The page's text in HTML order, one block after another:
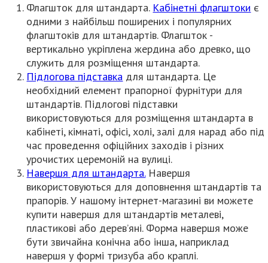
Флагшток для штандарта. Кабінетні флагштоки є
одними з найбільш поширених і популярних
флагштоків для штандартів. Флагшток -
вертикально укріплена жердина або древко, що
служить для розміщення штандарта.
Підлогова підставка для штандарта. Це
необхідний елемент прапорної фурнітури для
штандартів. Підлогові підставки
використовуються для розміщення штандарта в
кабінеті, кімнаті, офісі, холі, залі для нарад або під
час проведення офіційних заходів і різних
урочистих церемоній на вулиці.
Навершя для штандарта.Навершя
використовуються для доповнення штандартів та
прапорів. У нашому інтернет-магазині ви можете
купити навершя для штандартів металеві,
пластикові або дерев’яні. Форма навершя може
бути звичайна конічна або інша, наприклад
навершя у формі тризуба або краплі.